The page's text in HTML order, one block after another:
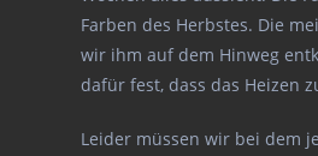
Farben des Herbstes. Die
wir ihm auf dem Hinweg
dafür fest, dass das Heizen
Leider müssen wir bei dem